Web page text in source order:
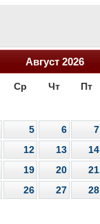
Август 2026
Ср Чт Пт
5 6 7
12 13 14
19 20 21
26 27 28